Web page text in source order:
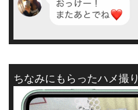
ちなみにもらったハメ撮り